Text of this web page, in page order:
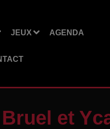
JEUX AGENDA
et